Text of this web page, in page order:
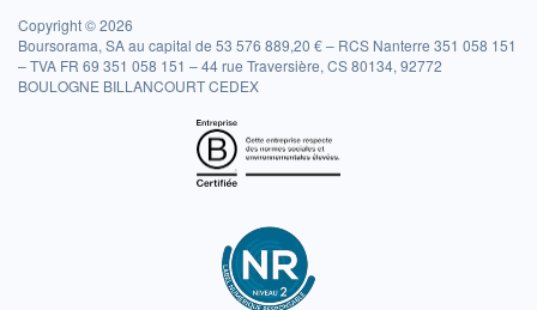
Copyright © 2026
Boursorama, SA au capital de 53 576 889,20 € – RCS Nanterre 351 058 151
– TVA FR 69 351 058 151 – 44 rue Traversière, CS 80134, 92772
BOULOGNE BILLANCOURT CEDEX